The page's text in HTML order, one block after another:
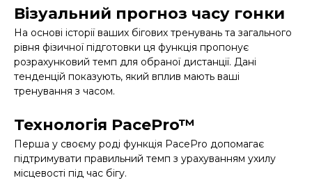
Візуальний прогноз часу гонки
На основі історії ваших бігових тренувань та загального
рівня фізичної підготовки ця функція пропонує
розрахунковий темп для обраної дистанції. Дані
тенденцій показують, який вплив мають ваші
тренування з часом.
Технологія PacePro™
Перша у своєму роді функція PacePro допомагає
підтримувати правильний темп з урахуванням ухилу
місцевості під час бігу.